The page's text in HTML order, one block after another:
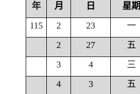
年 月 日
星期
115
2 23 一
2
27 五
3
4 三
4
3 五